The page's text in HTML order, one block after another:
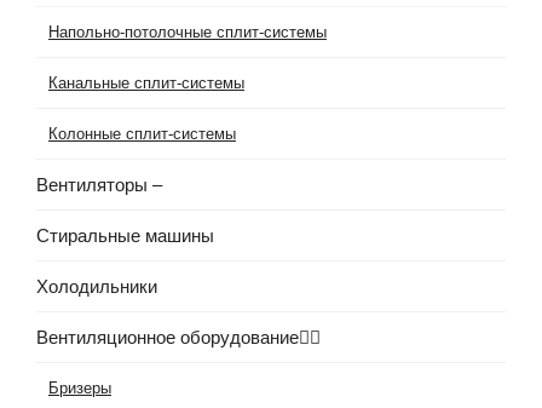
Напольно-потолочные сплит-системы
Канальные сплит-системы
Колонные сплит-системы
Вентиляторы –
Стиральные машины
Холодильники
Вентиляционное оборудование
Бризеры